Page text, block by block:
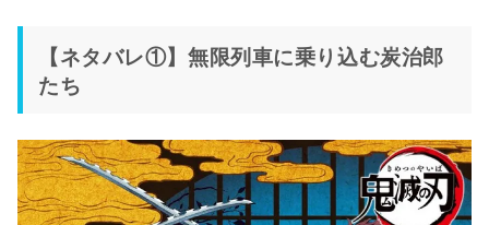
【ネタバレ①】無限列車に乗り込む炭治郎
たち